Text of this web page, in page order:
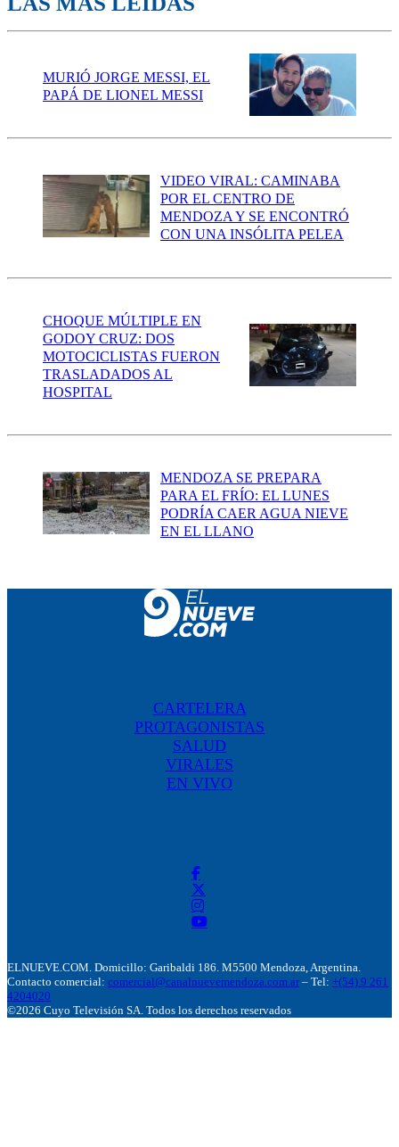
MURIÓ JORGE MESSI, EL
PAPÁ DE LIONEL MESSI
VIDEO VIRAL: CAMINABA
POR EL CENTRO DE
MENDOZA Y SE ENCONTRÓ
CON UNA INSÓLITA PELEA
CHOQUE MÚLTIPLE EN
GODOY CRUZ: DOS
MOTOCICLISTAS FUERON
TRASLADADOS AL
HOSPITAL
MENDOZA SE PREPARA
PARA EL FRÍO: EL LUNES
PODRÍA CAER AGUA NIEVE
EN EL LLANO
CARTELERA
PROTAGONISTAS
SALUD
VIRALES
EN VIVO
ELNUEVE.COM. Domicillo: Garibaldi 186. M5500 Mendoza, Argentina.
Contacto comercial: comercial@canalnuevemendoza.com.ar – Tel: +(54) 9 261
4204020
©2026 Cuyo Televisión SA. Todos los derechos reservados